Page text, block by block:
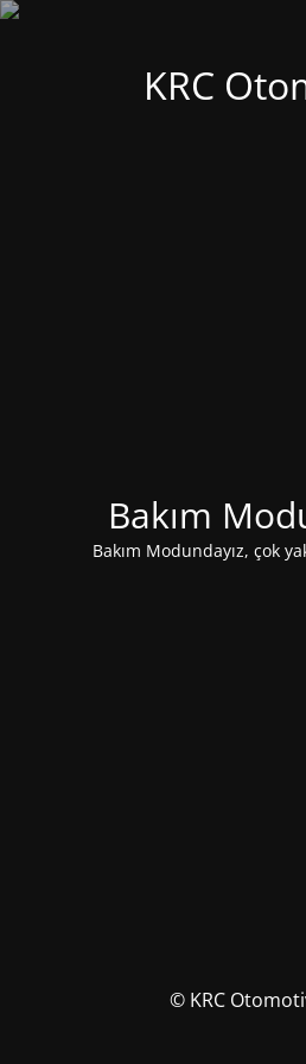
KRC
Bakım
Bakım Modundayız, çok
© KRC